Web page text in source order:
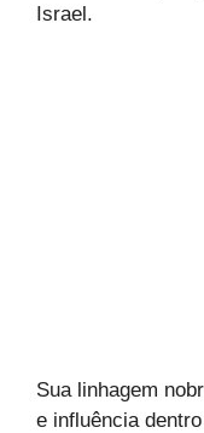
Israel.
Sua linhagem
e influência